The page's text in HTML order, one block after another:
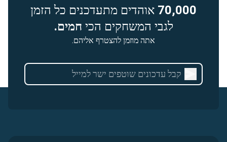
70,000 אוהדים מתעדכנים כל הזמן
לגבי המשחקים הכי חמים.
אתה מוזמן להצטרף אליהם.